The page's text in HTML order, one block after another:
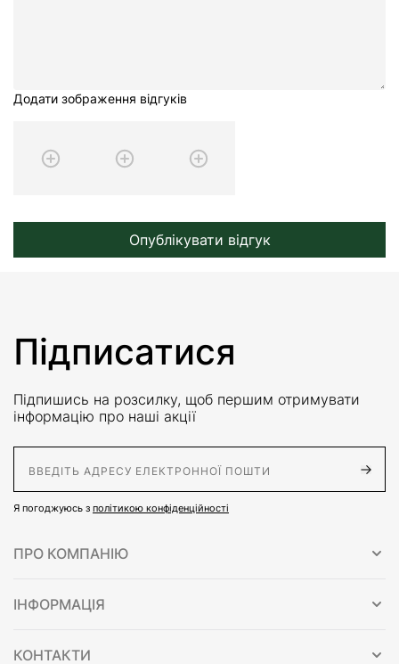
Додати зображення відгуків
Опублікувати відгук
Підписатися
Підпишись на розсилку, щоб першим отримувати
інформацію про наші акції
Я погоджуюсь з політикою конфіденційності
ПРО КОМПАНІЮ
ІНФОРМАЦІЯ
КОНТАКТИ